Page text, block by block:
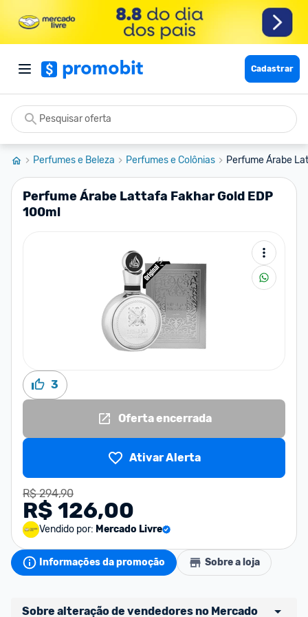
Cadastrar
Perfumes e Beleza Perfumes e Colônias Perfume Árabe
Perfume Árabe Lattafa Fakhar Gold EDP
100ml
3
Oferta encerrada
Ativar Alerta
R$ 294,90
R$ 126,00
Vendido por: Mercado Livre
Informações da promoção Sobre a loja
Sobre alteração de vendedores no Mercado